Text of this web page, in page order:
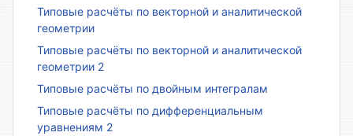
Типовые расчёты по векторной и аналитической
геометрии
Типовые расчёты по векторной и аналитической
геометрии 2
Типовые расчёты по двойным интегралам
Типовые расчёты по дифференциальным
уравнениям 2